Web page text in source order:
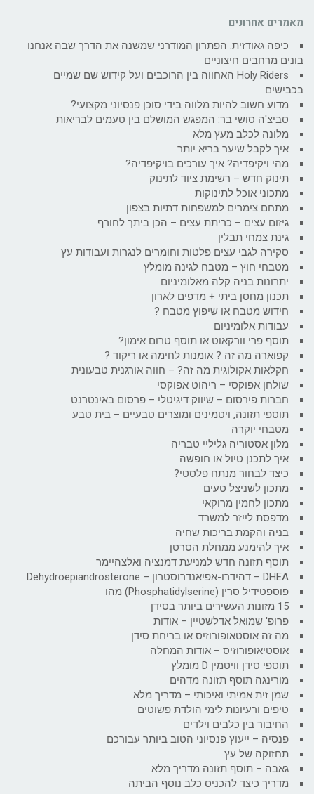
מאמרים אחרונים
כיפה גאודזית: הפתרון המודרני שמשנה את הדרך שבה אנחנו
בונים מרחבים חיצוניים
Holy Riders האחווה בין הרוכבים ועל קידוש שם שמיים
בכבישים.
מדוע חשוב להיות מלווה בידי סוכן פנסיוני מקצועי?
סביצ'ה סושי בר: המפגש המושלם בין טעמים לבריאות
מלונה לכלב מעץ מלא
איך לקבל שיער בריא יותר
מהי ויקיפדיה? איך עורכים בויקיפדיה?
תינוק חדש – רשימת ציוד לתינוק
מתכוני אוכל לתינוקות
מתחם צימרים למשפחות דתיות בצפון
גיזום עצים – כריתת עצים – הכן ביתך לחורף
גינת צמחי תבלין
סקירה לגבי עצים פלטות וחומרים לנגרות ועבודות עץ
מטבחי חוץ – מטבח לגינה מומלץ
יתרונות בניה קלה מאלומיניום
תכנון מחסן ביתי + מדפים לארון
חידוש מטבח או שיפוץ מטבח ?
עבודות אלומיניום
תוסף פרי וורקאוט או תוסף טרום אימון?
קפוארה מה זה ? אומנות לחימה או ריקוד ?
חקלאות אקולוגית מה זה? – חווה אורגנית טבעונית
שולחן אפוקסי – ריהוט אפוקסי
חברות פירסום – שיווק דיגיטלי – פרסום באינטרנט
תוספי תזונה, ויטמינים ומוצרים טבעיים – בית טבע
מטבחי יוקרה
מלון אסטוריה גליליי טבריה
איך לתכנן טיול או חופשה
כיצד לבחור מנתח פלסטי?
מתכון לשניצל טעים
מתכון לחמין מרוקאי
מדפסת לייזר למשרד
בניה והקמת בריכות שחיה
איך להימנע ממחלת הסרטן
תוסף תזונה חדש למניעת דמנציה ואלצהיימר
DHEA – דהידרו-אפיאנדרוסטרון – Dehydroepiandrosterone
פוספטידיל סרין (Phosphatidylserine) מהו
15 מזונות העשירים ביותר בסידן
פרופ' שמואל אדלשטיין – אודות
מה זה אוסטאופורוזיס או בריחת סידן
אוסטיאופורוזיס – אודות המחלה
תוספי סידן וויטמין D מומלץ
מורינגה תוסף תזונה מדהים
שמן זית אמיתי ואיכותי – מדריך מלא
טיפים ורעיונות לימי הולדת פשוטים
החיבור בין כלבים וילדים
פנסיה – ייעוץ פנסיוני הטוב ביותר עבורכם
תחזוקה של עץ
גאבה – תוסף תזונה מדריך מלא
מדריך כיצד להכניס כלב נוסף הביתה